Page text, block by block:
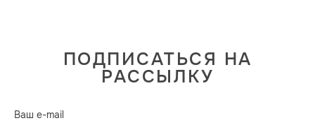
ПОДПИСАТЬСЯ НА
РАССЫЛКУ
Ваш e-mail